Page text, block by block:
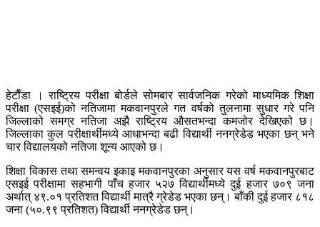
हेटाैँडा । राष्ट्रिय परीक्षा बोर्डले सोमबार सार्वजनिक गरेको माध्यमिक शिक्षा
परीक्षा (एसइई)को नतिजामा मकवानपुरले गत वर्षको तुलनामा सुधार गरे पनि
जिल्लाको समग्र नतिजा अझै राष्ट्रिय औसतभन्दा कमजोर देखिएको छ।
जिल्लाका कुल परीक्षार्थीमध्ये आधाभन्दा बढी विद्यार्थी ननग्रेडेड भएका छन् भने
चार विद्यालयको नतिजा शून्य आएको छ।
शिक्षा विकास तथा समन्वय इकाइ मकवानपुरका अनुसार यस वर्ष मकवानपुरबाट
एसइई परीक्षामा सहभागी पाँच हजार ५२७ विद्यार्थीमध्ये दुई हजार ७०९ जना
अर्थात् ४९.०१ प्रतिशत विद्यार्थी मात्रै ग्रेडेड भएका छन्। बाँकी दुई हजार ८१८
जना (५०.९९ प्रतिशत) विद्यार्थी ननग्रेडेड छन्।